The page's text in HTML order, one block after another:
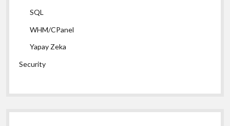
SQL
WHM/CPanel
Yapay Zeka
Security